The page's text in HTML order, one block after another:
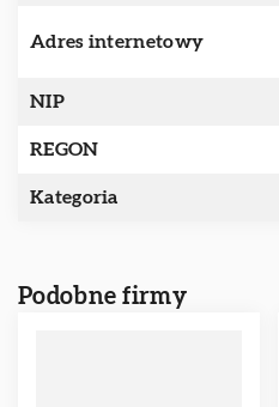
Adres internetowy
NIP
REGON
Kategoria
Podobne firmy